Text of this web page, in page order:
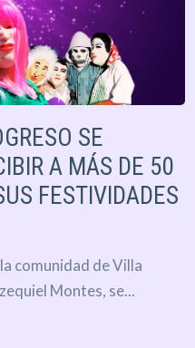
SE
A MÁS DE 50
FESTIVIDADES
comunidad de Villa
Montes, se...